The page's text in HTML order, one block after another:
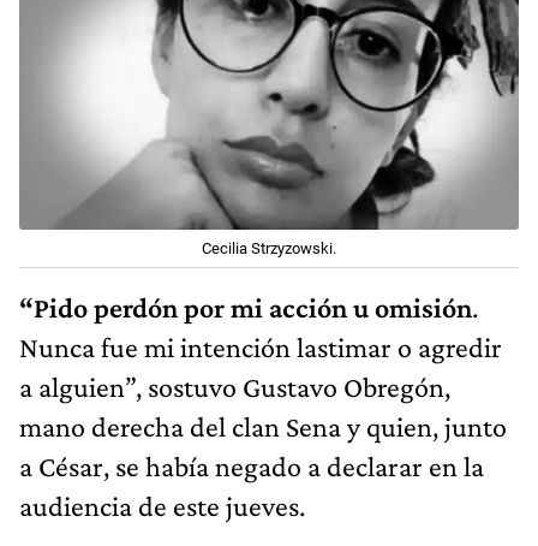
Cecilia Strzyzowski.
“Pido perdón por mi acción u omisión.
Nunca fue mi intención lastimar o agredir
a alguien”, sostuvo Gustavo Obregón,
mano derecha del clan Sena y quien, junto
a César, se había negado a declarar en la
audiencia de este jueves.